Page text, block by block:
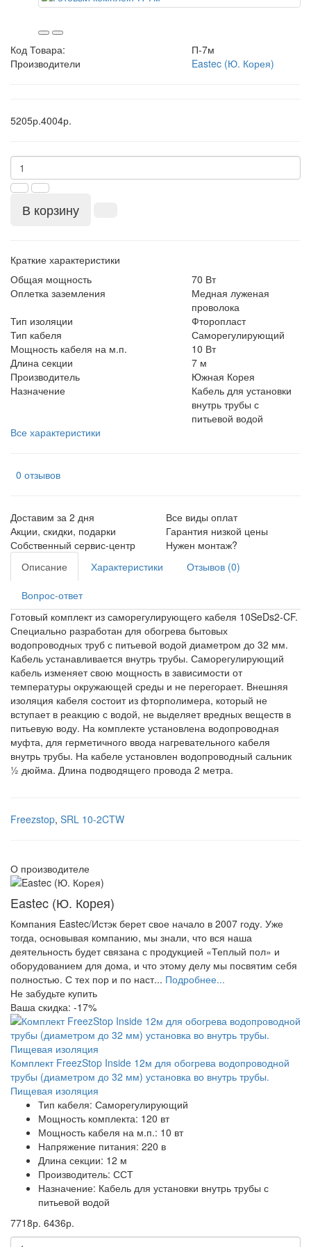
Код Товара:
П-7м
Производители
Eastec (Ю. Корея)
5205р.4004р.
В корзину
Краткие характеристики
Общая мощность
70 Вт
Оплетка заземления
Медная луженая
проволока
Тип изоляции
Фторопласт
Тип кабеля
Саморегулирующий
Мощность кабеля на м.п.
10 Вт
Длина секции
7 м
Производитель
Южная Корея
Назначение
Кабель для установки
внутрь трубы с
питьевой водой
Все характеристики
0 отзывов
Доставим за 2 дня
Все виды оплат
Акции, скидки, подарки
Гарантия низкой цены
Собственный сервис-центр
Нужен монтаж?
Описание
Характеристики Отзывов (0)
Вопрос-ответ
Готовый комплект из саморегулирующего кабеля 10SeDs2-CF.
Специально разработан для обогрева бытовых
водопроводных труб с питьевой водой диаметром до 32 мм.
Кабель устанавливается внутрь трубы. Саморегулирующий
кабель изменяет свою мощность в зависимости от
температуры окружающей среды и не перегорает. Внешняя
изоляция кабеля состоит из фторполимера, который не
вступает в реакцию с водой, не выделяет вредных веществ в
питьевую воду. На комплекте установлена водопроводная
муфта, для герметичного ввода нагревательного кабеля
внутрь трубы. На кабеле установлен водопроводный сальник
½ дюйма. Длина подводящего провода 2 метра.
Freezstop, SRL 10-2CTW
О производителе
Eastec (Ю. Корея)
Компания Eastec/Истэк берет свое начало в 2007 году. Уже
тогда, основывая компанию, мы знали, что вся наша
деятельность будет связана с продукцией «Теплый пол» и
оборудованием для дома, и что этому делу мы посвятим себя
полностью. С тех пор и по наст... Подробнее...
Не забудьте купить
Ваша скидка: -17%
Комплект FreezStop Inside 12м для обогрева водопроводной
трубы (диаметром до 32 мм) установка во внутрь трубы.
Пищевая изоляция
Тип кабеля: Саморегулирующий
Мощность комплекта: 120 вт
Мощность кабеля на м.п.: 10 вт
Напряжение питания: 220 в
Длина секции: 12 м
Производитель: ССТ
Назначение: Кабель для установки внутрь трубы с
питьевой водой
7718р. 6436р.